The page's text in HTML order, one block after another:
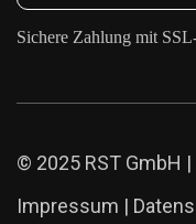
Sichere Zahlung mit
© 2025 RST GmbH
Impressum |